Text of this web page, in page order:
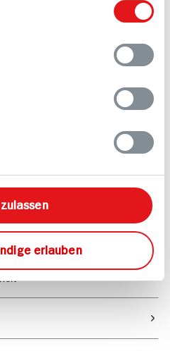
die sie im Rahmen
erlauben